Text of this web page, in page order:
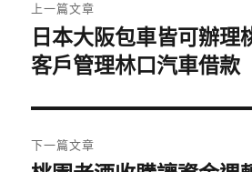
章
導
覽
上一篇文章
上
一
文
章:
日本大阪包車皆可辦理
客戶管理林口汽車借款
下一篇文章